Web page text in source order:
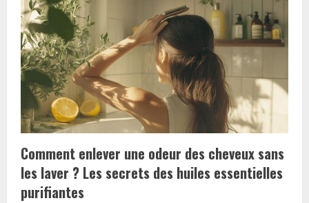
modele
choisir
pour
la
creation
de
site
Internet
de
votre
clinique
dentaire
Comment enlever une odeur des cheveux sans
les laver ? Les secrets des huiles essentielles
purifiantes